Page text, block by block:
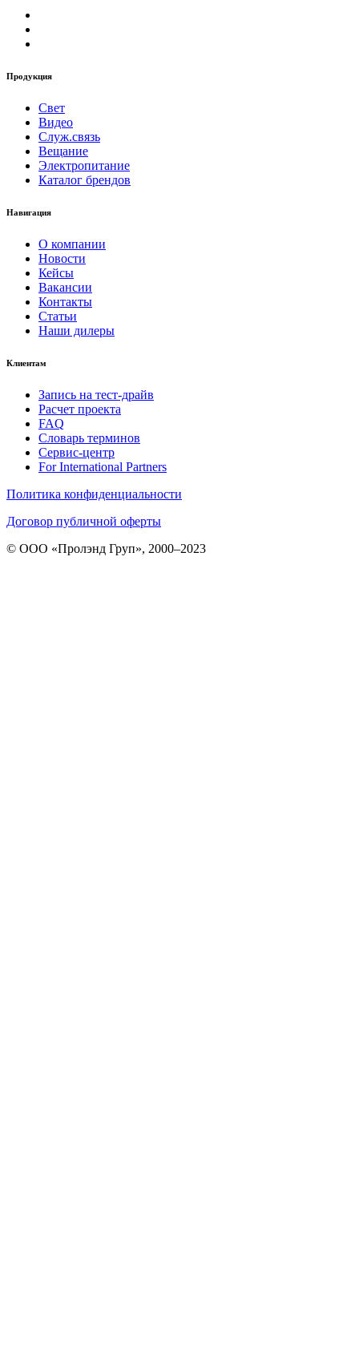
Продукция
Свет
Видео
Служ.связь
Вещание
Электропитание
Каталог брендов
Навигация
О компании
Новости
Кейсы
Вакансии
Контакты
Статьи
Наши дилеры
Клиентам
Запись на тест-драйв
Расчет проекта
FAQ
Словарь терминов
Сервис-центр
For International Partners
Политика конфиденциальности
Договор публичной оферты
© ООО «Пролэнд Груп», 2000–2023